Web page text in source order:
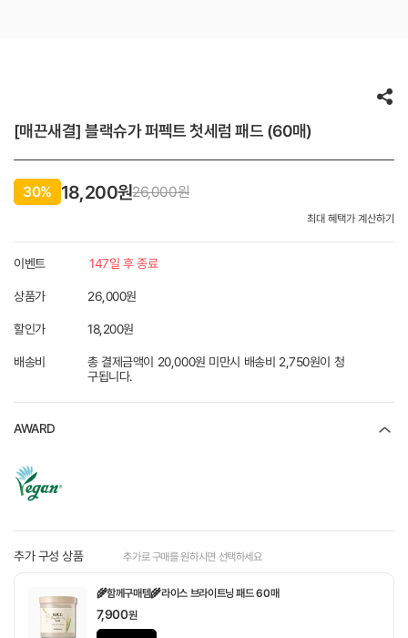
[매끈새결] 블랙슈가 퍼펙트 첫세럼 패드 (60매)
최대 혜택가 계산하기
30% 18,200원26,000원
이벤트 147일 후 종료
상품가 26,000원
할인가 18,200원
배송비
총 결제금액이 20,000원 미만시 배송비 2,750원이 청
구됩니다.
AWARD
추가 구성 상품 추가로 구매를 원하시면 선택하세요
🌾함께구매템🌾라이스 브라이트닝 패드 60매
7,900원